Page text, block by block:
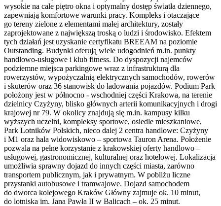
wysokie na całe piętro okna i optymalny dostęp światła dziennego,
zapewniają komfortowe warunki pracy. Kompleks i otaczające
go tereny zielone z elementami małej architektury, zostały
zaprojektowane z największą troską o ludzi i środowisko. Efektem
tych działań jest uzyskanie certyfikatu BREEAM na poziomie
Outstanding. Budynki oferują wiele udogodnień m.in. punkty
handlowo-usługowe i klub fitness. Do dyspozycji najemców
podziemne miejsca parkingowe wraz z infrastrukturą dla
rowerzystów, wypożyczalnią elektrycznych samochodów, rowerów
i skuterów oraz 36 stanowisk do ładowania pojazdów. Podium Park
położony jest w północno - wschodniej części Krakowa, na terenie
dzielnicy Czyżyny, blisko głównych arterii komunikacyjnych i drogi
krajowej nr 79. W okolicy znajdują się m.in. kampusy kilku
wyższych uczelni, kompleksy sportowe, osiedle mieszkaniowe,
Park Lotników Polskich, nieco dalej 2 centra handlowe: Czyżyny
i M1 oraz hala widowiskowo – sportowa Tauron Arena. Położenie
pozwala na pełne korzystanie z krakowskiej oferty handlowo –
usługowej, gastronomicznej, kulturalnej oraz hotelowej. Lokalizacja
umożliwia sprawny dojazd do innych części miasta, zarówno
transportem publicznym, jak i prywatnym. W pobliżu liczne
przystanki autobusowe i tramwajowe. Dojazd samochodem
do dworca kolejowego Kraków Główny zajmuje ok. 10 minut,
do lotniska im. Jana Pawła II w Balicach – ok. 25 minut.